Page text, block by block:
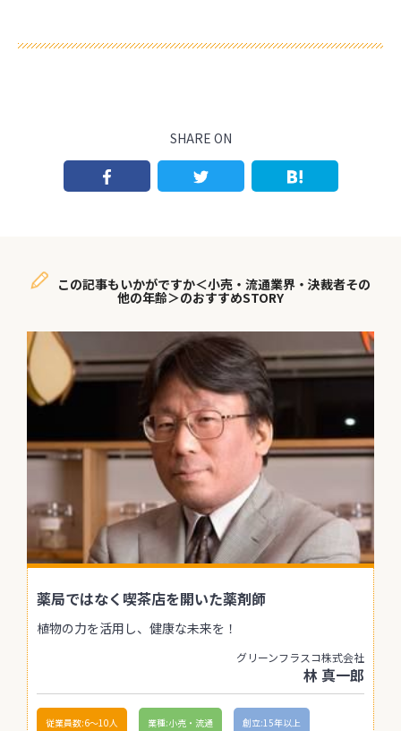
SHARE ON
この記事もいかがですか＜小売・流通業界・決裁者その
他の年齢＞のおすすめSTORY
薬局ではなく喫茶店を開いた薬剤師
植物の力を活用し、健康な未来を！
グリーンフラスコ株式会社
林 真一郎
従業員数:6～10人 業種:小売・流通 創立:15年以上